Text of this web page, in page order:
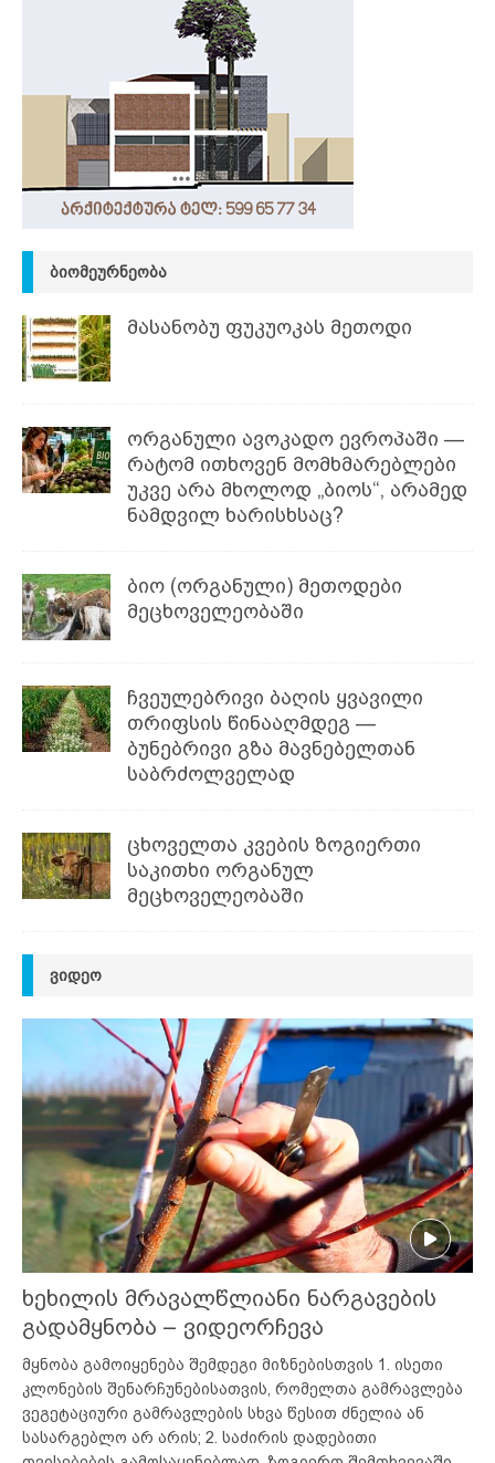
ᲑᲘᲝᲛᲔᲣᲠᲜᲔᲝᲑᲐ
მასანობუ ფუკუოკას მეთოდი
ორგანული ავოკადო ევროპაში —
რატომ ითხოვენ მომხმარებლები
უკვე არა მხოლოდ „ბიოს“, არამედ
ნამდვილ ხარისხსაც?
ბიო (ორგანული) მეთოდები
მეცხოველეობაში
ჩვეულებრივი ბაღის ყვავილი
თრიფსის წინააღმდეგ —
ბუნებრივი გზა მავნებელთან
საბრძოლველად
ცხოველთა კვების ზოგიერთი
საკითხი ორგანულ
მეცხოველეობაში
ᲕᲘᲓᲔᲝ
ხეხილის მრავალწლიანი ნარგავების
გადამყნობა – ვიდეორჩევა
მყნობა გამოიყენება შემდეგი მიზნებისთვის 1. ისეთი
კლონების შენარჩუნებისათვის, რომელთა გამრავლება
ვეგეტაციური გამრავლების სხვა წესით ძნელია ან
სასარგებლო არ არის; 2. საძირის დადებითი